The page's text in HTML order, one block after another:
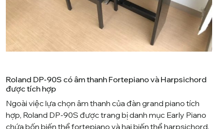
Roland DP-90S có âm thanh Fortepiano và Harpsichord
được tích hợp
Ngoài việc lựa chọn âm thanh của đàn grand piano tích
hợp, Roland DP-90S được trang bị danh mục Early Piano
chứa bốn biến thể fortepiano và hai biến thể harpsichord.